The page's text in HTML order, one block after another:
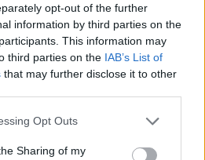
opt-out of the further
information by third parties on the
This information may
third parties on the IAB’s List of
that may further disclose it to other
app uses one or more Google
behaviour. You may click to
Opt Outs
Sharing of my
Καρυστιανού και ο
Μπρουτζάκης: Καταγγέλλει
προδότες και πληρωμένους
τη ΜΚΟ και